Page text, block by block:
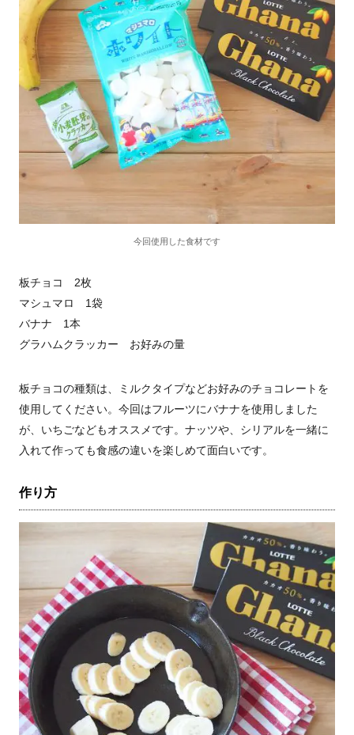
今回使用した食材です
板チョコ 2枚
マシュマロ 1袋
バナナ 1本
グラハムクラッカー お好みの量
板チョコの種類は、ミルクタイプなどお好みのチョコレートを
使用してください。今回はフルーツにバナナを使用しました
が、いちごなどもオススメです。ナッツや、シリアルを一緒に
入れて作っても食感の違いを楽しめて面白いです。
作り方